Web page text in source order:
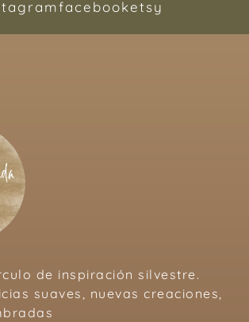
facebooketsy
de inspiración silvestre.
suaves, nuevas creaciones,